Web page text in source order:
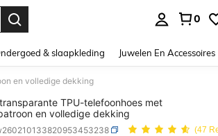
0
& slaapkleding Juwelen En Accessoires
en volledige dekking
TPU-telefoonhoes met
en volledige dekking
(47